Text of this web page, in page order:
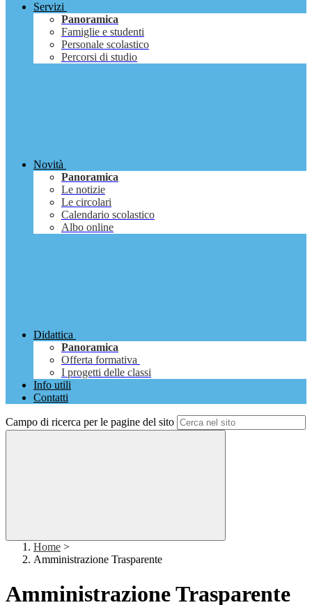
Servizi
Panoramica
Famiglie e studenti
Personale scolastico
Percorsi di studio
Novità
Panoramica
Le notizie
Le circolari
Calendario scolastico
Albo online
Didattica
Panoramica
Offerta formativa
I progetti delle classi
Info utili
Contatti
Campo di ricerca per le pagine del sito
Home >
Amministrazione Trasparente
Amministrazione Trasparente